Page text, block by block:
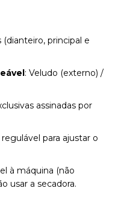
principal e
: Veludo (externo) /
assinadas por
para ajustar o
à máquina (não
usar a secadora.